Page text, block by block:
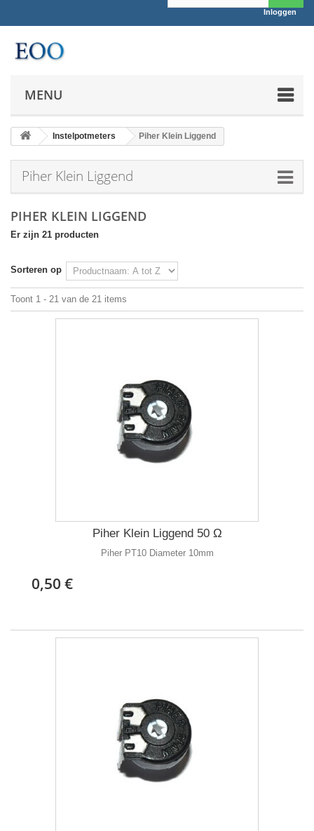
Inloggen
MENU
Instelpotmeters Piher Klein Liggend
Piher Klein Liggend
PIHER KLEIN LIGGEND
Er zijn 21 producten
Sorteren op
Toont 1 - 21 van de 21 items
Piher Klein Liggend 50 Ω
Piher PT10 Diameter 10mm
0,50 €